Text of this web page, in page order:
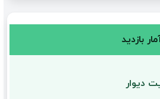
بازدید
دیوار